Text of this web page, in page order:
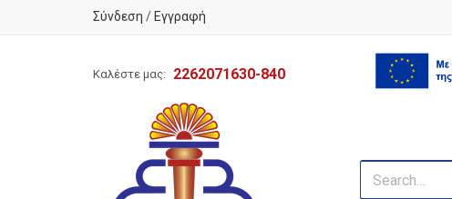
Σύνδεση / Εγγραφή
Καλέστε μας: 2262071630-840